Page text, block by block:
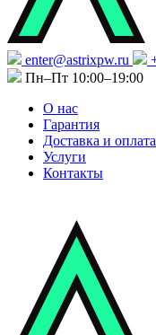
enter@astrixpw.ru
Пн–Пт 10:00–19:00
О нас
Гарантия
Доставка и оплата
Услуги
Контакты